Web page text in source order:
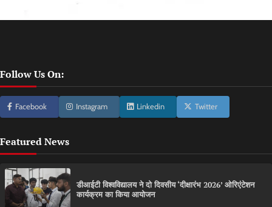
Follow Us On:
Facebook Instagram Linkedin Twitter
Featured News
डीआईटी विश्वविद्यालय ने दो दिवसीय ‘दीक्षारंभ 2026’ ओरिएंटेशन
कार्यक्रम का किया आयोजन